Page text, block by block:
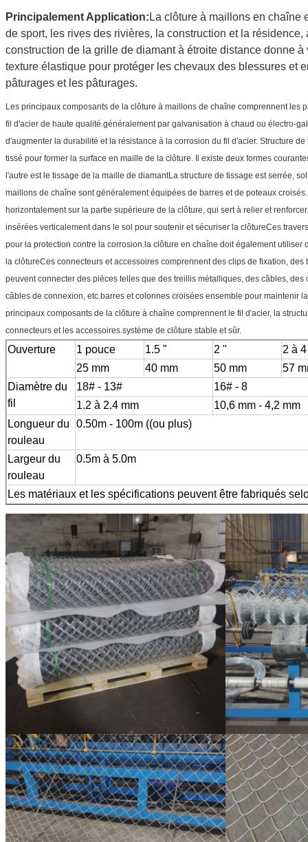
Principalement Application: La clôture à maillons en chaîne
de sport, les rives des rivières, la construction et la
construction de la grille de diamant à étroite distance donne
texture élastique pour protéger les chevaux des blessures et
pâturages et les pâturages.
Les principaux composants de la clôture à maillons de chaîne comprennent les
fil d'acier de haute qualité.généralement par galvanisation à chaud ou électro-
d'augmenter la durabilité et la résistance à la corrosion du fil d'acier. Structure
tissé pour former la surface en maille de la clôture. Il existe deux formes
l'autre est le tissage de la maille de diamantLa structure de tissage est serrée,
maillons de chaîne sont généralement équipées de barres et de poteaux
horizontalement sur la partie supérieure de la clôture, qui sert à relier et
insérées verticalement dans le sol pour soutenir et sécuriser la clôtureCes
pour la protection contre la corrosion.la clôture en chaîne doit également
la clôtureCes connecteurs et accessoires comprennent des clips de fixation,
peuvent connecter des pièces telles que des treillis métalliques, des câbles,
câbles de connexion, etc.barres et colonnes croisées ensemble pour maintenir
principaux composants de la clôture à chaîne comprennent le fil d'acier, la
connecteurs et les accessoires.système de clôture stable et sûr.
Ouverture 1 pouce 1.5 " 2 "
2 à
25 mm
40 mm 50 mm
57
Diamètre du
fil
18# - 13#
16# - 8
1.2 à 2.4 mm
10,6 mm - 4,2 mm
Longueur du
rouleau
0.50m - 100m ((ou plus)
Largeur du
rouleau
0.5m à 5.0m
Les matériaux et les spécifications peuvent être fabriqués